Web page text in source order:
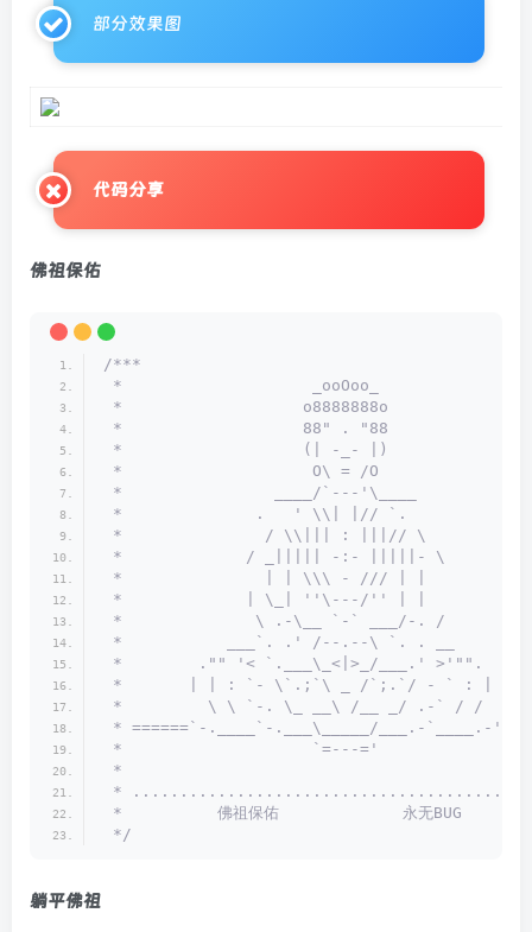
部分效果图
代码分享
佛祖保佑
/***
*                    _ooOoo_
*                   o8888888o
*                   88" . "88
*                   (| -_- |)
*                    O\ = /O
*                ____/`---'\____
*              .   ' \\| |// `.
*               / \\||| : |||// \
*             / _||||| -:- |||||- \
*               | | \\\ - /// | |
*             | \_| ''\---/'' | |
*              \ .-\__ `-` ___/-. /
*           ___`. .' /--.--\ `. . __
*        ."" '< `.___\_<|>_/___.' >'"".
*       | | : `- \`.;`\ _ /`;.`/ - ` : | |
*         \ \ `-. \_ __\ /__ _/ .-` / /
* ======`-.____`-.___\_____/___.-`____.-
*                    `=---='
*
*
*          佛祖保佑             永无BUG
*/
躺平佛祖